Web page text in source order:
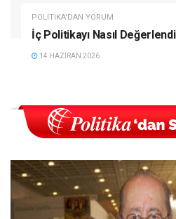
POLITIKA'DAN YORUM
İç Politikayı Nasıl
14 HAZIRAN 2026